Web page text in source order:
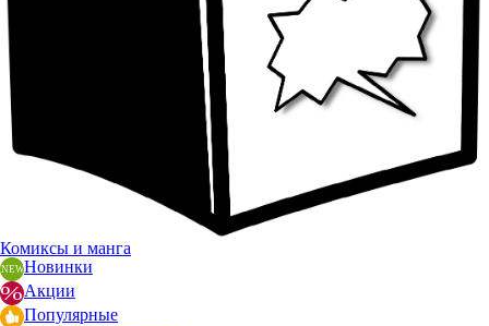
Комиксы и манга
Новинки
Акции
Популярные